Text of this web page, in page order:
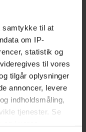
samtykke til at
om IP-
statistik og
til vores
tilgår oplysninger
annoncer, levere
indholdsmåling,
tjenester. Se
udsagn
så har
det helt